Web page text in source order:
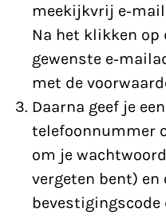
meekijkvrij e-
Na het klikken op
gewenste e-
met de
Daarna geef je
telefoonnummer
om je
vergeten bent) en
bevestigingscode